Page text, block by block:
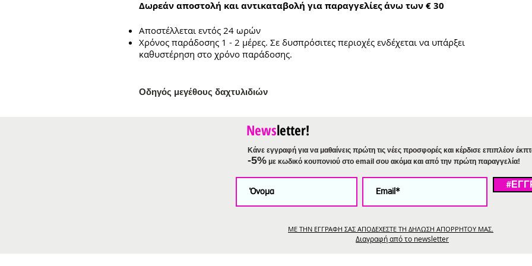
Δωρεάν αποστολή και αντικαταβολή για παραγγελίες άνω των € 30
Αποστέλλεται εντός 24 ωρών
Χρόνος παράδοσης 1 - 2 μέρες. Σε δυσπρόσιτες περιοχές ενδέχεται να υπάρξει
καθυστέρηση στο χρόνο παράδοσης.
Οδηγός μεγέθους δαχτυλιδιών
Newsletter!
Κάνε εγγραφή για να μαθαίνεις πρώτη τις νέες προσφορές και κέρδισε επιπλέον
-5% με κωδικό κουπονιού στο email σου ακόμα και από την πρώτη παραγγελία!
ΜΕ ΤΗΝ ΕΓΓΡΑΦΗ ΣΑΣ ΑΠΟΔΕΧΕΣΤΕ ΤΗ ΔΗΛΩΣΗ ΑΠΟΡΡΗΤΟΥ ΜΑΣ.
Διαγραφή από το newsletter